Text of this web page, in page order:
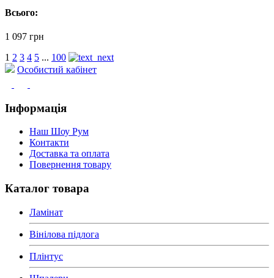
Всього:
1 097 грн
1 2 3 4 5 ... 100
Особистий кабінет
Інформація
Наш Шоу Рум
Контакти
Доставка та оплата
Повернення товару
Каталог товара
Ламінат
Вінілова підлога
Плінтус